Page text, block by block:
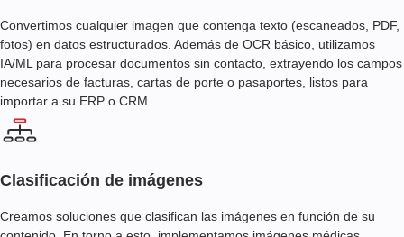
Convertimos cualquier imagen que contenga texto (escaneados, PDF,
fotos) en datos estructurados. Además de OCR básico, utilizamos
IA/ML para procesar documentos sin contacto, extrayendo los campos
necesarios de facturas, cartas de porte o pasaportes, listos para
importar a su ERP o CRM.
Clasificación de imágenes
Creamos soluciones que clasifican las imágenes en función de su